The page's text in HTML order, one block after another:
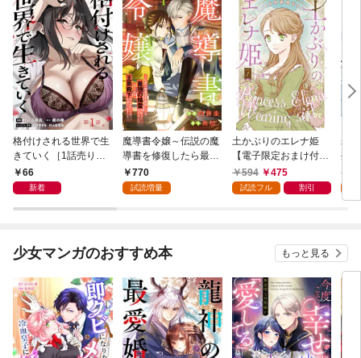
格付けされる世界で生
きていく［1話売り］
第1話
66
新着
魔導書令嬢～伝説の魔
導書を修復したら最強
の精霊が味方になりま
した（クールな王弟殿
770
試読増量
土かぶりのエレナ姫
【電子限定おまけ付
き】 1巻
594 475
試読フル 割引
寿
生
少女マンガのおすすめ本 もっと見る